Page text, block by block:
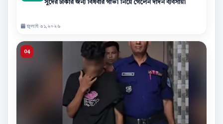
সুদের টাকার জন্য বিধবার গাভী নিয়ে গেলেন দাদন ব্যবসায়ী
জুলাই ৩১,২০২৬